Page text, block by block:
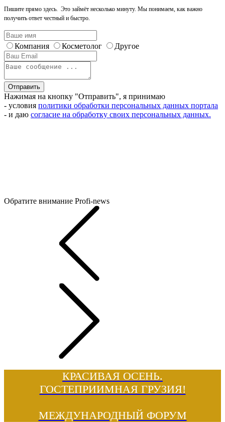
Пишите прямо здесь. Это займёт несколько минуту. Мы понимаем, как важно
получить ответ честный и быстро.
Компания Косметолог Другое
Отправить
Нажимая на кнопку "Отправить", я принимаю
- условия политики обработки персональных данных портала
- и даю согласие на обработку своих персональных данных.
Обратите внимание Profi-news
КРАСИВАЯ ОСЕНЬ.
ГОСТЕПРИИМНАЯ ГРУЗИЯ!
МЕЖДУНАРОДНЫЙ ФОРУМ